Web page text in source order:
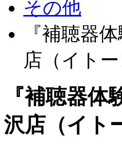
その他
『補聴器
店（イト
『補聴器
沢店（イト